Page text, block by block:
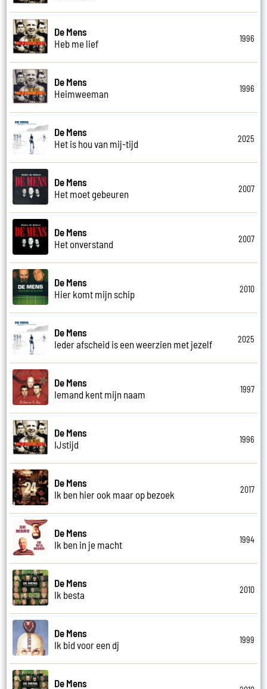
De Mens
Heb me lief
1996
De Mens
Heimweeman
1996
De Mens
Het is hou van mij-tijd
2025
De Mens
Het moet gebeuren
2007
De Mens
Het onverstand
2007
De Mens
Hier komt mijn schip
2010
De Mens
Ieder afscheid is een weerzien met jezelf
2025
De Mens
Iemand kent mijn naam
1997
De Mens
IJstijd
1996
De Mens
Ik ben hier ook maar op bezoek
2017
De Mens
Ik ben in je macht
1994
De Mens
Ik besta
2010
De Mens
Ik bid voor een dj
1999
De Mens